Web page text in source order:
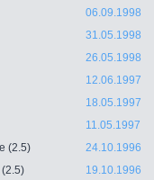
06.09.1998
31.05.1998
26.05.1998
12.06.1997
18.05.1997
11.05.1997
(2.5)
24.10.1996
19.10.1996